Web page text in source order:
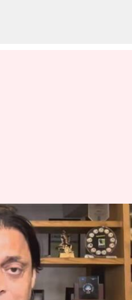
: షోయబ్ అక్తర్
04:36 pm